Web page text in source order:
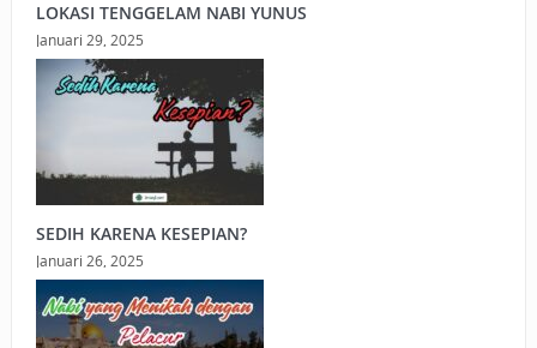
LOKASI TENGGELAM NABI YUNUS
Januari 29, 2025
SEDIH KARENA KESEPIAN?
Januari 26, 2025